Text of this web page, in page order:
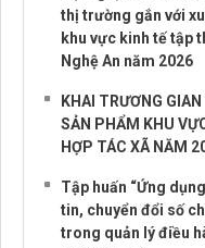
thị trường gắn với
khu vực kinh tế tập
Nghệ An năm 2026
KHAI TRƯƠNG
SẢN PHẨM KHU
HỢP TÁC XÃ NĂM
Tập huấn “Ứng
tin, chuyển đổi số
trong quản lý điều